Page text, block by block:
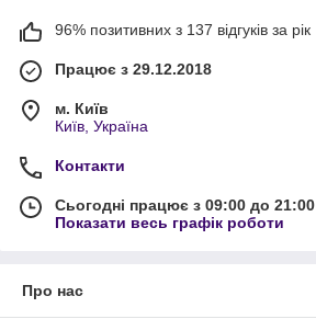
96% позитивних з 137 відгуків за рік
Працює з 29.12.2018
м. Київ
Київ, Україна
Контакти
Сьогодні працює з 09:00 до 21:00
Показати весь графік роботи
Про нас